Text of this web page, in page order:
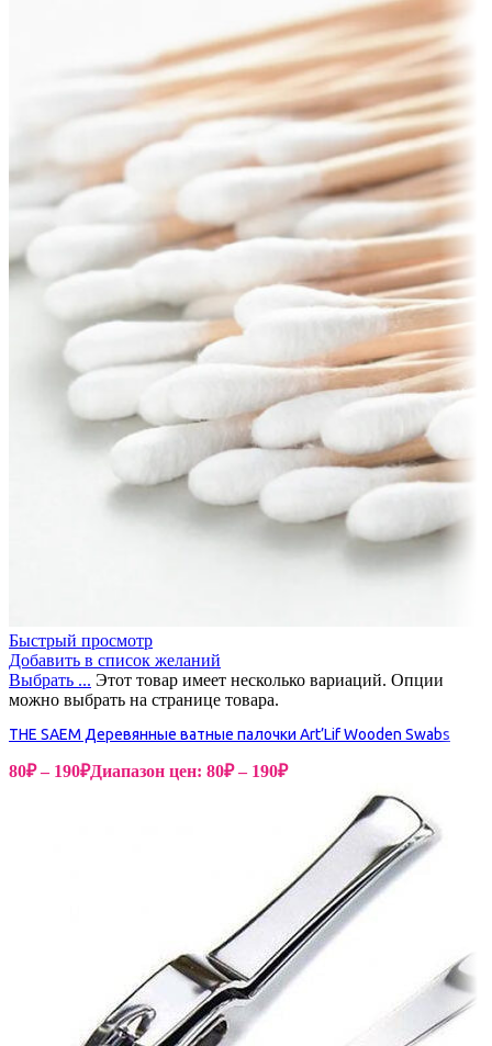
Быстрый просмотр
Добавить в список желаний
Выбрать ... Этот товар имеет несколько вариаций. Опции
можно выбрать на странице товара.
THE SAEM Деревянные ватные палочки Art’Lif Wooden Swabs
80₽ – 190₽Диапазон цен: 80₽ – 190₽